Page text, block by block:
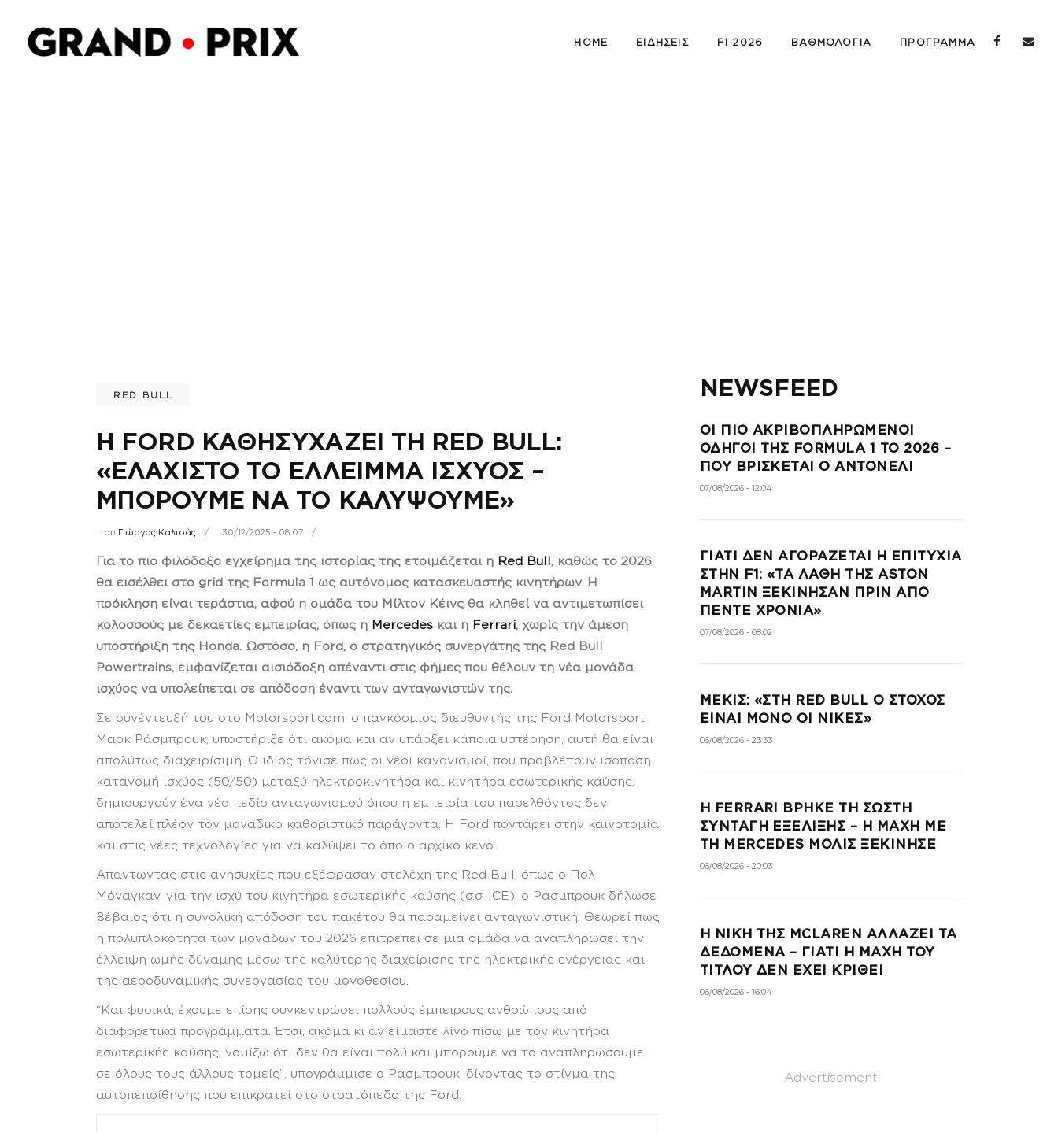
HOME ΕΙΔΗΣΕΙΣ F1 2026 ΒΑΘΜΟΛΟΓΙΑ ΠΡΟΓΡΑΜΜΑ
RED BULL
Η FORD ΚΑΘΗΣΥΧΑΖΕΙ ΤΗ RED BULL:
«ΕΛΑΧΙΣΤΟ ΤΟ ΕΛΛΕΙΜΜΑ ΙΣΧΥΟΣ –
ΜΠΟΡΟΥΜΕ ΝΑ ΤΟ ΚΑΛΥΨΟΥΜΕ»
του Γιώργος Καλτσάς 30/12/2025 - 08:07
Για το πιο φιλόδοξο εγχείρημα της ιστορίας της ετοιμάζεται η Red Bull, καθώς το 2026
θα εισέλθει στο grid της Formula 1 ως αυτόνομος κατασκευαστής κινητήρων. Η
πρόκληση είναι τεράστια, αφού η ομάδα του Μίλτον Κέινς θα κληθεί να αντιμετωπίσει
κολοσσούς με δεκαετίες εμπειρίας, όπως η Mercedes και η Ferrari, χωρίς την άμεση
υποστήριξη της Honda. Ωστόσο, η Ford, ο στρατηγικός συνεργάτης της Red Bull
Powertrains, εμφανίζεται αισιόδοξη απέναντι στις φήμες που θέλουν τη νέα μονάδα
ισχύος να υπολείπεται σε απόδοση έναντι των ανταγωνιστών της.
Σε συνέντευξή του στο Motorsport.com, ο παγκόσμιος διευθυντής της Ford Motorsport,
Μαρκ Ράσμπρουκ, υποστήριξε ότι ακόμα και αν υπάρξει κάποια υστέρηση, αυτή θα είναι
απολύτως διαχειρίσιμη. Ο ίδιος τόνισε πως οι νέοι κανονισμοί, που προβλέπουν ισόποση
κατανομή ισχύος (50/50) μεταξύ ηλεκτροκινητήρα και κινητήρα εσωτερικής καύσης,
δημιουργούν ένα νέο πεδίο ανταγωνισμού όπου η εμπειρία του παρελθόντος δεν
αποτελεί πλέον τον μοναδικό καθοριστικό παράγοντα. Η Ford ποντάρει στην καινοτομία
και στις νέες τεχνολογίες για να καλύψει το όποιο αρχικό κενό.
Απαντώντας στις ανησυχίες που εξέφρασαν στελέχη της Red Bull, όπως ο Πολ
Μόναγκαν, για την ισχύ του κινητήρα εσωτερικής καύσης (σ.σ. ICE), ο Ράσμπρουκ δήλωσε
βέβαιος ότι η συνολική απόδοση του πακέτου θα παραμείνει ανταγωνιστική. Θεωρεί πως
η πολυπλοκότητα των μονάδων του 2026 επιτρέπει σε μια ομάδα να αναπληρώσει την
έλλειψη ωμής δύναμης μέσω της καλύτερης διαχείρισης της ηλεκτρικής ενέργειας και
της αεροδυναμικής συνεργασίας του μονοθεσίου.
“Και φυσικά, έχουμε επίσης συγκεντρώσει πολλούς έμπειρους ανθρώπους από
διαφορετικά προγράμματα. Έτσι, ακόμα κι αν είμαστε λίγο πίσω με τον κινητήρα
εσωτερικής καύσης, νομίζω ότι δεν θα είναι πολύ και μπορούμε να το αναπληρώσουμε
σε όλους τους άλλους τομείς”, υπογράμμισε ο Ράσμπρουκ, δίνοντας το στίγμα της
αυτοπεποίθησης που επικρατεί στο στρατόπεδο της Ford.
NEWSFEED
ΟΙ ΠΙΟ ΑΚΡΙΒΟΠΛΗΡΩΜΕΝΟΙ
ΟΔΗΓΟΙ ΤΗΣ FORMULA 1 ΤΟ 2026 –
ΠΟΥ ΒΡΙΣΚΕΤΑΙ Ο ΑΝΤΟΝΕΛΙ
07/08/2026 - 12:04
ΓΙΑΤΙ ΔΕΝ ΑΓΟΡΑΖΕΤΑΙ Η ΕΠΙΤΥΧΙΑ
ΣΤΗΝ F1: «ΤΑ ΛΑΘΗ ΤΗΣ ASTON
MARTIN ΞΕΚΙΝΗΣΑΝ ΠΡΙΝ ΑΠΟ
ΠΕΝΤΕ ΧΡΟΝΙΑ»
07/08/2026 - 08:02
ΜΕΚΙΣ: «ΣΤΗ RED BULL Ο ΣΤΟΧΟΣ
ΕΙΝΑΙ ΜΟΝΟ ΟΙ ΝΙΚΕΣ»
06/08/2026 - 23:33
Η FERRARI ΒΡΗΚΕ ΤΗ ΣΩΣΤΗ
ΣΥΝΤΑΓΗ ΕΞΕΛΙΞΗΣ – Η ΜΑΧΗ ΜΕ
ΤΗ MERCEDES ΜΟΛΙΣ ΞΕΚΙΝΗΣΕ
06/08/2026 - 20:03
Η ΝΙΚΗ ΤΗΣ MCLAREN ΑΛΛΑΖΕΙ ΤΑ
ΔΕΔΟΜΕΝΑ – ΓΙΑΤΙ Η ΜΑΧΗ ΤΟΥ
ΤΙΤΛΟΥ ΔΕΝ ΕΧΕΙ ΚΡΙΘΕΙ
06/08/2026 - 16:04
Advertisement